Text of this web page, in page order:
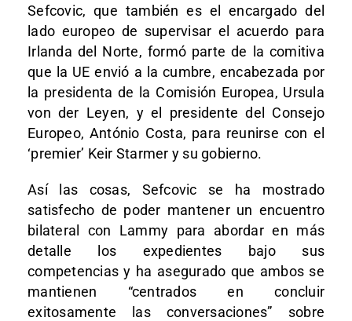
Sefcovic, que también es el encargado del
lado europeo de supervisar el acuerdo para
Irlanda del Norte, formó parte de la comitiva
que la UE envió a la cumbre, encabezada por
la presidenta de la Comisión Europea, Ursula
von der Leyen, y el presidente del Consejo
Europeo, António Costa, para reunirse con el
‘premier’ Keir Starmer y su gobierno.
Así las cosas, Sefcovic se ha mostrado
satisfecho de poder mantener un encuentro
bilateral con Lammy para abordar en más
detalle los expedientes bajo sus
competencias y ha asegurado que ambos se
mantienen “centrados en concluir
exitosamente las conversaciones” sobre